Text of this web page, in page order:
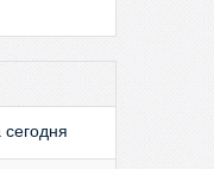
сегодня